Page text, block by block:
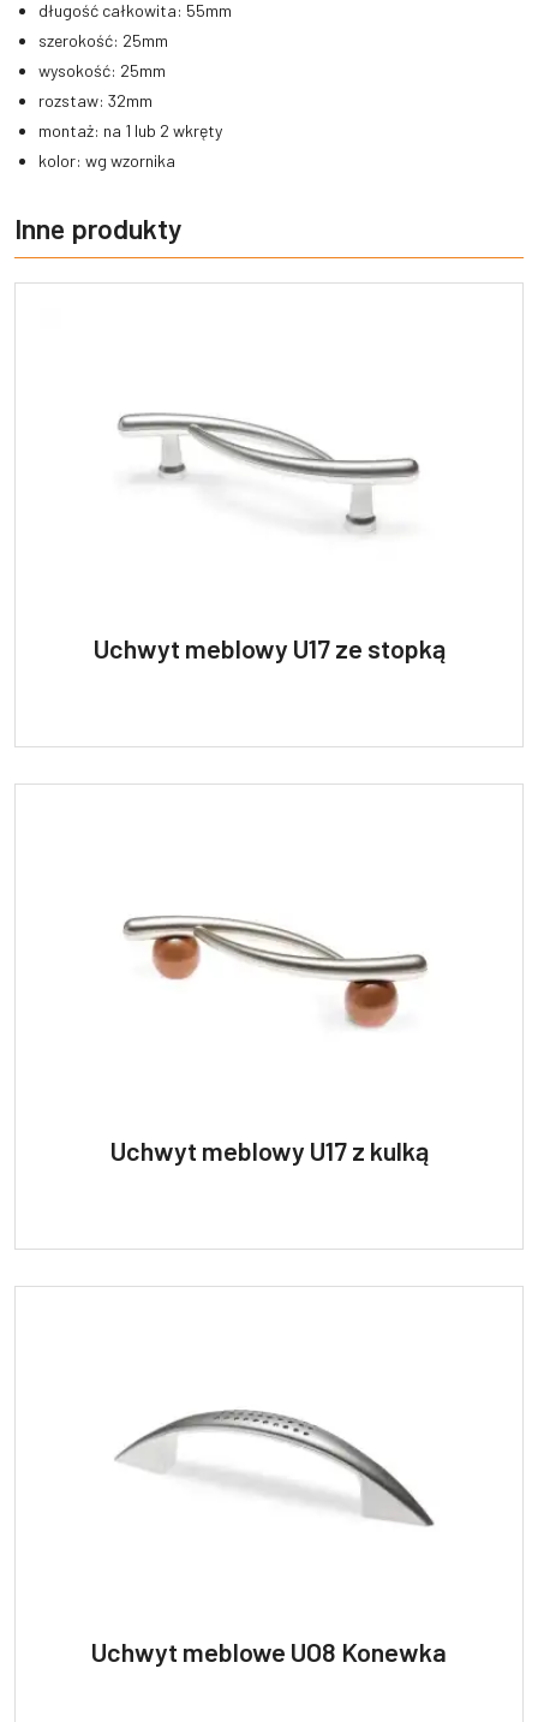
długość całkowita: 55mm
szerokość: 25mm
wysokość: 25mm
rozstaw: 32mm
montaż: na 1 lub 2 wkręty
kolor: wg wzornika
Inne produkty
Uchwyt meblowy U17 ze stopką
Uchwyt meblowy U17 z kulką
Uchwyt meblowe UO8 Konewka